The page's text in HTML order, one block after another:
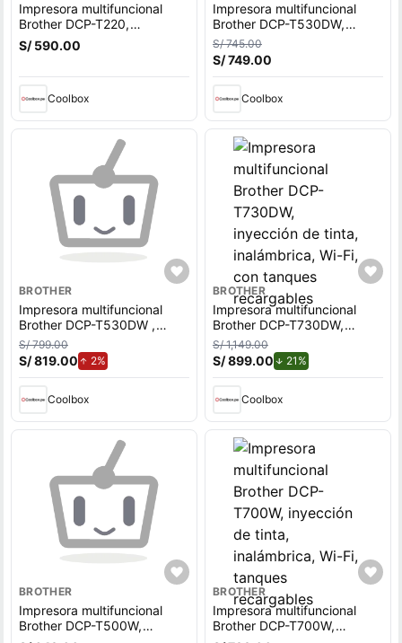
Impresora multifuncional
Brother DCP-T220,
inyección de tinta,
alámbrica, con tanques
S/ 590.00
Coolbox
Impresora multifuncional
Brother DCP-T530DW,
inyección de tinta,
inalámbrica, Wi-Fi, con
tanques recargables
S/ 745.00
S/ 749.00
Coolbox
BROTHER
Impresora multifuncional
Brother DCP-T530DW ,
inyección de tinta,
inalámbrica, Wi-Fi, con
tanques recargables
S/ 799.00
S/ 819.00 2%
Coolbox
BROTHER
Impresora multifuncional
Brother DCP-T730DW,
inyección de tinta,
inalámbrica, Wi-Fi, con
tanques recargables
S/ 1,149.00
S/ 899.00 21%de descuento.
Coolbox
BROTHER
Impresora multifuncional
Brother DCP-T500W,
BROTHER
Impresora multifuncional
Brother DCP-T700W,